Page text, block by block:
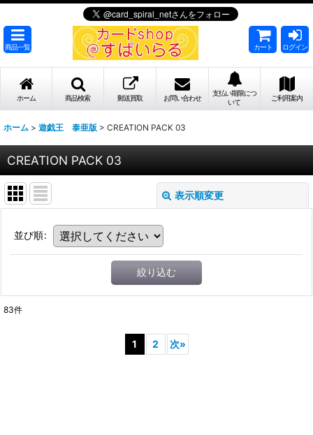
商品一覧 カート ログイン
ホーム 商品検索 郵送買取 お問い合わせ
支払い期限につ
いて
ご利用案内
ホーム > 遊戯王 泰亜版 > CREATION PACK 03
CREATION PACK 03
表示順変更
並び順:
絞り込む
83件
1 2 次»